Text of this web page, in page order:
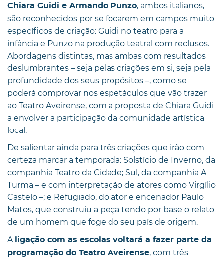
Chiara Guidi e Armando Punzo, ambos italianos,
são reconhecidos por se focarem em campos muito
específicos de criação: Guidi no teatro para a
infância e Punzo na produção teatral com reclusos.
Abordagens distintas, mas ambas com resultados
deslumbrantes – seja pelas criações em si, seja pela
profundidade dos seus propósitos –, como se
poderá comprovar nos espetáculos que vão trazer
ao Teatro Aveirense, com a proposta de Chiara Guidi
a envolver a participação da comunidade artística
local.
De salientar ainda para três criações que irão com
certeza marcar a temporada: Solstício de Inverno, da
companhia Teatro da Cidade; Sul, da companhia A
Turma – e com interpretação de atores como Virgílio
Castelo –; e Refugiado, do ator e encenador Paulo
Matos, que construiu a peça tendo por base o relato
de um homem que foge do seu país de origem.
A ligação com as escolas voltará a fazer parte da
programação do Teatro Aveirense, com três